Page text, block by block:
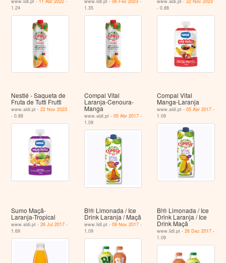
1.24
1.35
- 0.88
Nestlé - Saqueta de
Fruta de Tutti Frutti
www.aldi.pt -22 Nov 2023
- 0.88
Compal Vital
Laranja-Cenoura-
Manga
www.aldi.pt - 05 Abr 2017-
1.09
Compal Vital
Manga-Laranja
www.aldi.pt -05 Abr 2017 -
1.09
Sumo Maçã-
Laranja-Tropical
www.aldi.pt -26 Jul 2017 -
1.69
B!® Limonada / Ice
Drink Laranja / Maçã
www.lidl.pt - 09 Nov 2017-
1.09
B!® Limonada / Ice
Drink Laranja / Ice
Drink Maçã
www.lidl.pt -26 Dez 2017 -
1.09